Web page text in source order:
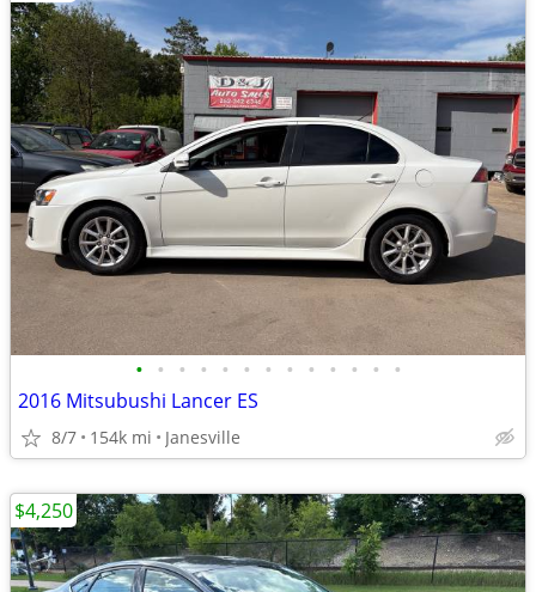
• • • • • • • • • • • • •
2016 Mitsubushi Lancer ES
8/7 154k mi Janesville
$4,250